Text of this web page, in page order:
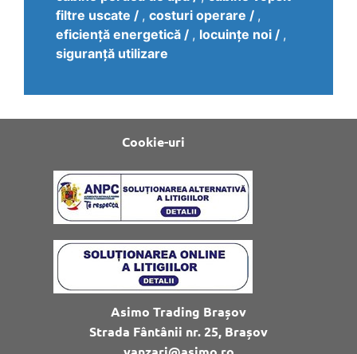
filtre uscate
, costuri operare
,
eficiență energetică
, locuințe noi
,
siguranță utilizare
Cookie-uri
Asimo Trading Brașov
Strada Fântânii nr. 25, Brașov